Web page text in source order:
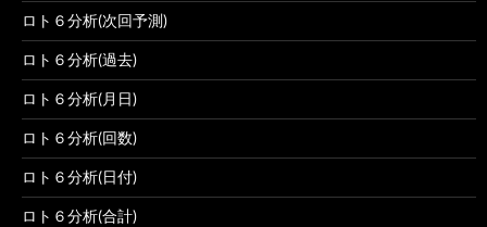
ロト６分析(次回予測)
ロト６分析(過去)
ロト６分析(月日)
ロト６分析(回数)
ロト６分析(日付)
ロト６分析(合計)